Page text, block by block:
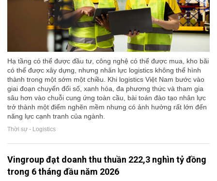
Hạ tầng có thể được đầu tư, công nghệ có thể được mua, kho bãi
có thể được xây dựng, nhưng nhân lực logistics không thể hình
thành trong một sớm một chiều. Khi logistics Việt Nam bước vào
giai đoạn chuyển đổi số, xanh hóa, đa phương thức và tham gia
sâu hơn vào chuỗi cung ứng toàn cầu, bài toán đào tạo nhân lực
trở thành một điểm nghẽn mềm nhưng có ảnh hưởng rất lớn đến
năng lực cạnh tranh của ngành.
Thời sự - Logistics
Vingroup đạt doanh thu thuần 222,3 nghìn tỷ đồng
trong 6 tháng đầu năm 2026